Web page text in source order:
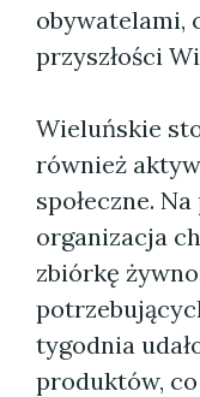
obywatelami,
przyszłości
Wieluńskie
również
społeczne.
organizacja
zbiórkę
tygodnia
produktów,